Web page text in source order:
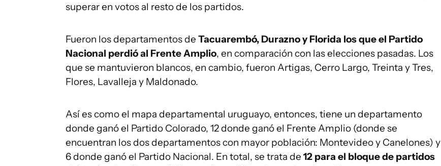
superar en votos al resto de los partidos.
Fueron los departamentos de Tacuarembó, Durazno y Florida los que el Partido
Nacional perdió al Frente Amplio, en comparación con las elecciones pasadas. Los
que se mantuvieron blancos, en cambio, fueron Artigas, Cerro Largo, Treinta y Tres,
Flores, Lavalleja y Maldonado.
Así es como el mapa departamental uruguayo, entonces, tiene un departamento
donde ganó el Partido Colorado, 12 donde ganó el Frente Amplio (donde se
encuentran los dos departamentos con mayor población: Montevideo y Canelones) y
6 donde ganó el Partido Nacional. En total, se trata de 12 para el bloque de partidos